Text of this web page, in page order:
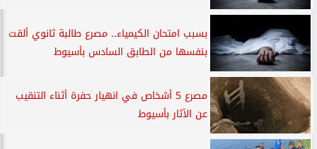
بسبب امتحان الكيمياء.. مصرع طالبة ثانوي ألقت
بنفسها من الطابق السادس بأسيوط
مصرع 5 أشخاص في انهيار حفرة أثناء التنقيب
عن الآثار بأسيوط